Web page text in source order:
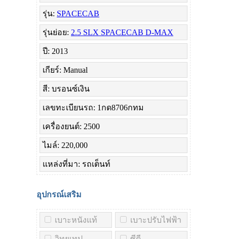
รุ่น: SPACECAB
รุ่นย่อย: 2.5 SLX SPACECAB D-MAX
ปี: 2013
เกียร์: Manual
สี: บรอนซ์เงิน
เลขทะเบียนรถ: 1กด8706กทม
เครื่องยนต์: 2500
ไมล์: 220,000
แหล่งที่มา: รถเต็นท์
อุปกรณ์เสริม
เบาะหนังแท้ เบาะปรับไฟฟ้า